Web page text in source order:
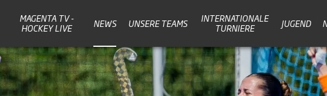
MAGENTA TV -
HOCKEY LIVE
NEWS UNSERE TEAMS
INTERNATIONALE
TURNIERE
JUGEND